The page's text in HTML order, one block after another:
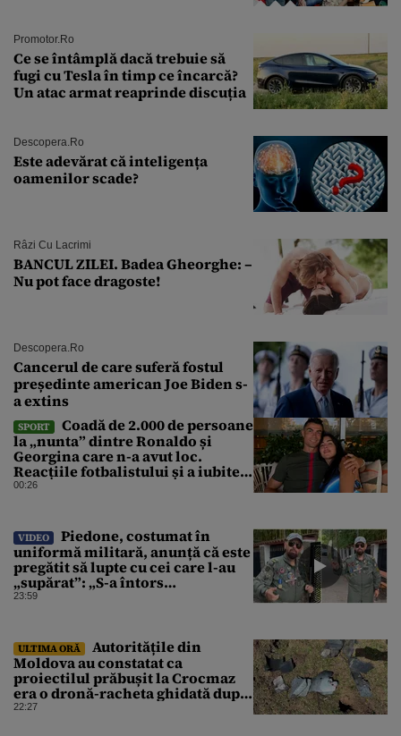
Promotor.ro
Ce se întâmplă dacă trebuie să
fugi cu Tesla în timp ce încarcă?
Un atac armat reaprinde discuția
Descopera.ro
Este adevărat că inteligența
oamenilor scade?
Râzi Cu Lacrimi
BANCUL ZILEI. Badea Gheorghe: –
Nu pot face dragoste!
Descopera.ro
Cancerul de care suferă fostul
președinte american Joe Biden s-
a extins
SPORT
Coadă de 2.000 de persoane
la „nunta” dintre Ronaldo și
Georgina care n-a avut loc.
Reacțiile fotbalistului și a iubitei
sale pe social media
00:26
VIDEO
Piedone, costumat în
uniformă militară, anunță că este
pregătit să lupte cu cei care l-au
„supărat”: „S-a întors
boomerangul”
23:59
ULTIMA ORĂ
Autoritățile din
Moldova au constatat ca
proiectilul prăbușit la Crocmaz
era o dronă-racheta ghidată după
finalizarea primei investigații
22:27